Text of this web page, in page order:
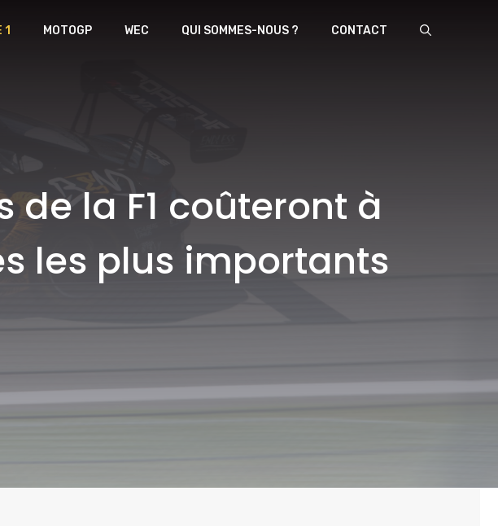
1 MOTOGP WEC QUI SOMMES-NOUS ? CONTACT
la F1 coûteront à
les plus importants